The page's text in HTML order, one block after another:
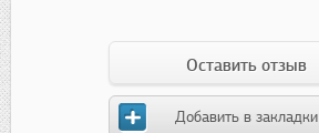
Оставить отзыв
Добавить в закладки